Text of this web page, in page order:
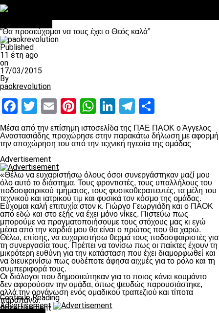
“Θα προσεύχομαι να τους έχει ο Θεός καλά”
Published
11 έτη ago
on
17/03/2015
By
paokrevolution
Facebook
Twitter
EmailPinterest
WhatsApp
LinkedIn
Telegram
Μέσα από την επίσημη ιστοσελίδα της ΠΑΕ ΠΑΟΚ ο Άγγελος
Αναστασιάδης προχώρησε στην παρακάτω δήλωση με αφορμή
την αποχώρηση του από την τεχνική ηγεσία της ομάδας
Advertisement
«Θέλω να ευχαριστήσω όλους όσοι συνεργάστηκαν μαζί μου
όλο αυτό το διάστημα. Τους φροντιστές, τους υπαλλήλους του
ποδοσφαιρικού τμήματος, τους φυσικοθεραπευτές, τα μέλη του
τεχνικού και ιατρικού τιμ και φυσικά τον κόσμο της ομάδας.
Εύχομαι καλή επιτυχία στον κ. Γιώργο Γεωργιάδη και ο ΠΑΟΚ
από εδώ και στο εξής να έχει μόνο νίκες. Πιστεύω πως
μπορούμε να πραγματοποιήσουμε τους στόχους μας κι εγώ
μέσα από την καρδιά μου θα είναι ο πρώτος που θα χαρώ.
Θέλω, επίσης, να ευχαριστήσω θερμά τους ποδοσφαιριστές για
τη συνεργασία τους. Πρέπει να τονίσω πως οι παίκτες έχουν τη
μικρότερη ευθύνη για την κατάσταση που έχει διαμορφωθεί και
να διευκρινίσω πως ουδέποτε άφησα αιχμές για το ρόλο και τη
συμπεριφορά τους.
Οι διάλογοι που δημοσιεύτηκαν για το ποιος κάνει κουμάντο
δεν αφορούσαν την ομάδα, όπως ψευδώς παρουσιάστηκε,
αλλά την οργάνωση ενός ομαδικού τραπεζιού και τίποτα
παραπάνω.
Advertisement
Continue Reading
Advertisement